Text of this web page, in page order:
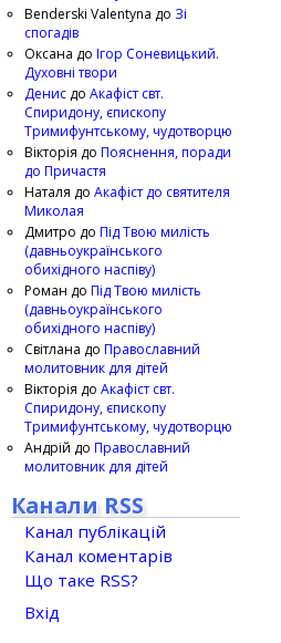
Benderski Valentyna до Зі
спогадів
Оксана до Ігор Соневицький.
Духовні твори
Денис до Акафіст свт.
Спиридону, єпископу
Тримифунтському, чудотворцю
Вікторія до Пояснення, поради
до Причастя
Наталя до Акафіст до святителя
Миколая
Дмитро до Під Твою милість
(давньоукраїнського
обихідного наспіву)
Роман до Під Твою милість
(давньоукраїнського
обихідного наспіву)
Світлана до Православний
молитовник для дітей
Вікторія до Акафіст свт.
Спиридону, єпископу
Тримифунтському, чудотворцю
Андрій до Православний
молитовник для дітей
Канали RSS
Канал публікацій
Канал коментарів
Що таке RSS?
Вхід